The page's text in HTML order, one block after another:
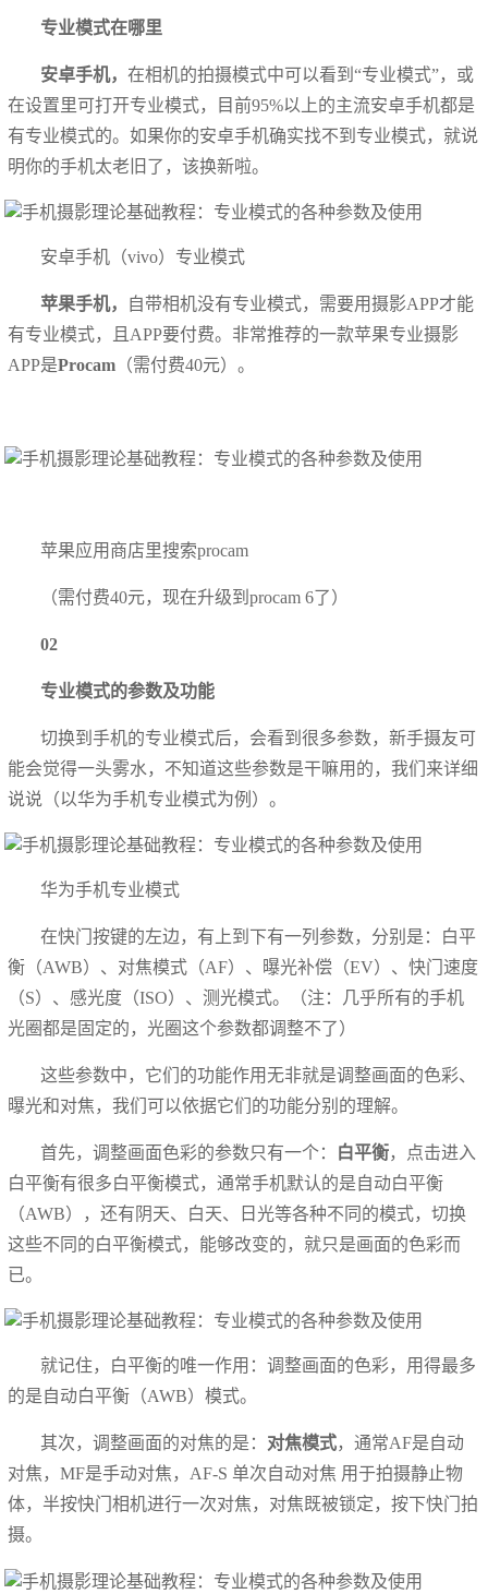
专业模式在哪里
安卓手机，在相机的拍摄模式中可以看到“专业模式”，或
在设置里可打开专业模式，目前95%以上的主流安卓手机都是
有专业模式的。如果你的安卓手机确实找不到专业模式，就说
明你的手机太老旧了，该换新啦。
安卓手机（vivo）专业模式
苹果手机， 自带相机没有专业模式，需要用摄影APP才能
有专业模式，且APP要付费。非常推荐的一款苹果专业摄影
APP是Procam （需付费40元）。
苹果应用商店里搜索procam
（需付费40元，现在升级到procam 6了）
02
专业模式的参数及功能
切换到手机的专业模式后，会看到很多参数，新手摄友可
能会觉得一头雾水，不知道这些参数是干嘛用的，我们来详细
说说（以华为手机专业模式为例）。
华为手机专业模式
在快门按键的左边，有上到下有一列参数，分别是：白平
衡（AWB）、对焦模式（AF）、曝光补偿（EV）、快门速度
（S）、感光度（ISO）、测光模式。（注：几乎所有的手机
光圈都是固定的，光圈这个参数都调整不了）
这些参数中，它们的功能作用无非就是调整画面的色彩、
曝光和对焦，我们可以依据它们的功能分别的理解。
首先，调整画面色彩的参数只有一个： 白平衡，点击进入
白平衡有很多白平衡模式，通常手机默认的是自动白平衡
（AWB），还有阴天、白天、日光等各种不同的模式，切换
这些不同的白平衡模式，能够改变的，就只是画面的色彩而
已。
就记住，白平衡的唯一作用：调整画面的色彩，用得最多
的是自动白平衡（AWB）模式。
其次，调整画面的对焦的是： 对焦模式，通常AF是自动
对焦，MF是手动对焦，AF-S 单次自动对焦 用于拍摄静止物
体，半按快门相机进行一次对焦，对焦既被锁定，按下快门拍
摄。